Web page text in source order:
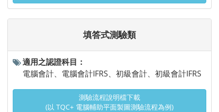
填答式測驗類
適用之認證科目：
電腦會計、電腦會計IFRS、初級會計、初級會計IFRS
測驗流程說明檔下載
(以 TQC+ 電腦輔助平面製圖測驗流程為例)